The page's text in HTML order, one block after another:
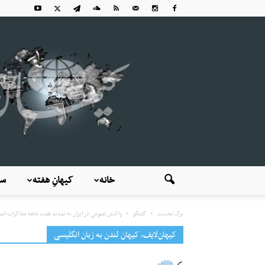
کیهانِ هفته خانه
برگ نخست گفتگو واکنش عمومی در ایران به تمدید هفت ماهه مذاکرات
کیهان‌لایف، کیهان لندن به زبان انگلیسی